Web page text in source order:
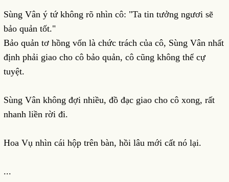
Sùng Vân ý tứ không rõ nhìn cô: "Ta tin tưởng ngươi sẽ
bảo quản tốt."
Bảo quản tơ hồng vốn là chức trách của cô, Sùng Vân nhất
định phải giao cho cô bảo quản, cô cũng không thể cự
tuyệt.
Sùng Vân không đợi nhiều, đồ đạc giao cho cô xong, rất
nhanh liền rời đi.
Hoa Vụ nhìn cái hộp trên bàn, hồi lâu mới cất nó lại.
...